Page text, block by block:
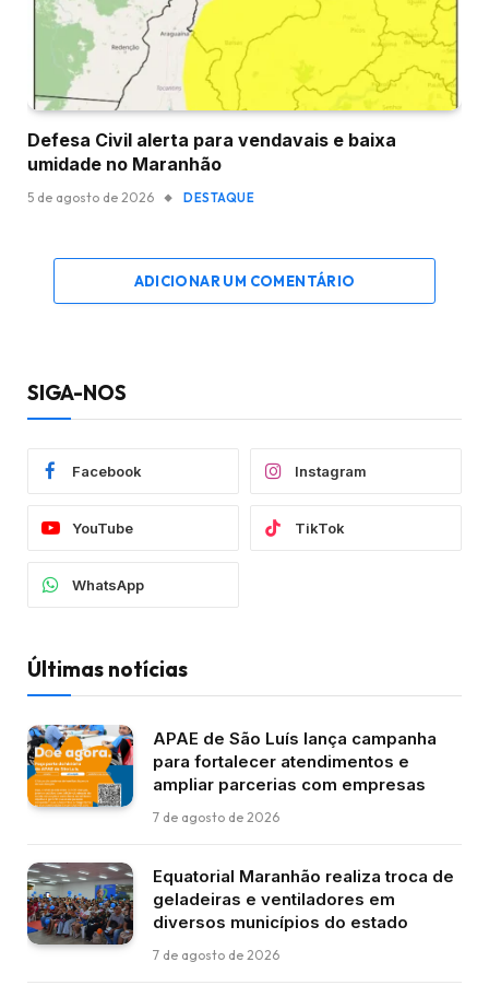
Defesa Civil alerta para vendavais e baixa
umidade no Maranhão
5 de agosto de 2026 DESTAQUE
ADICIONAR UM COMENTÁRIO
SIGA-NOS
Facebook Instagram
YouTube TikTok
WhatsApp
Últimas notícias
APAE de São Luís lança campanha
para fortalecer atendimentos e
ampliar parcerias com empresas
7 de agosto de 2026
Equatorial Maranhão realiza troca de
geladeiras e ventiladores em
diversos municípios do estado
7 de agosto de 2026